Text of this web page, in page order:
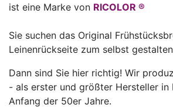
ist eine Marke von RICOLOR ®
Sie suchen das Original
Leinenrückseite zum selbst
Dann sind Sie hier richtig! Wir
- als erster und größter Hersteller in
Anfang der 50er Jahre.